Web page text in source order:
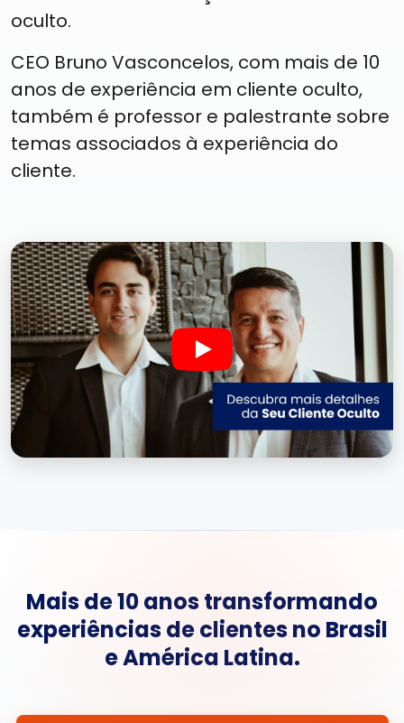
oculto.
CEO Bruno Vasconcelos, com mais de 10
anos de experiência em cliente oculto,
também é professor e palestrante sobre
temas associados à experiência do
cliente.
Mais de 10 anos transformando
experiências de clientes no Brasil
e América Latina.